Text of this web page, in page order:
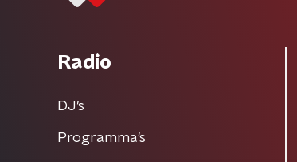
Radio
DJ’s
Programma's